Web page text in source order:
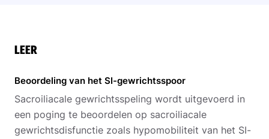
LEER
Beoordeling van het SI-gewrichtsspoor
Sacroiliacale gewrichtsspeling wordt uitgevoerd in
een poging te beoordelen op sacroiliacale
gewrichtsdisfunctie zoals hypomobiliteit van het SI-